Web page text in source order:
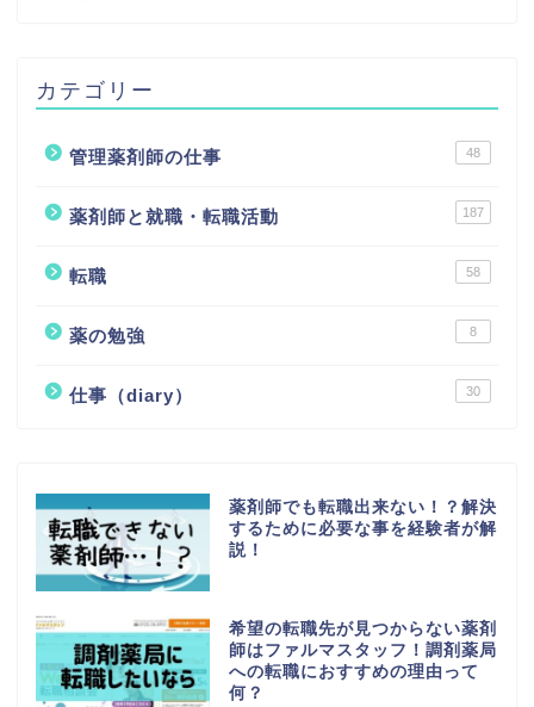
カテゴリー
管理薬剤師の仕事 48
薬剤師と就職・転職活動 187
転職 58
薬の勉強 8
仕事（diary） 30
薬剤師でも転職出来ない！？解決
するために必要な事を経験者が解
説！
希望の転職先が見つからない薬剤
師はファルマスタッフ！調剤薬局
への転職におすすめの理由って
何？